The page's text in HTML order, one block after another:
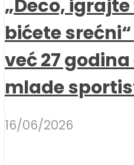
„Deco,
bićete
već 27
mlade
16/06/2026